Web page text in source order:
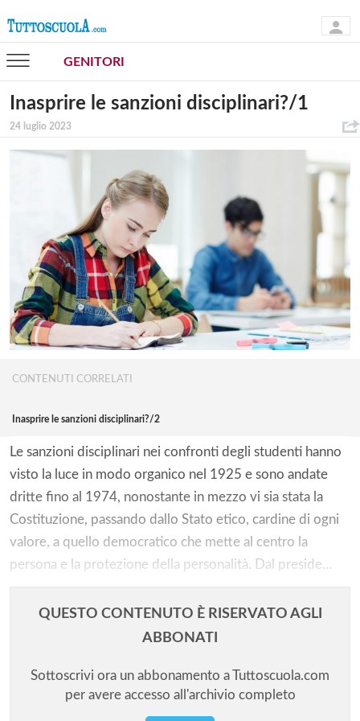
GENITORI
Inasprire le sanzioni disciplinari?/1
24 luglio 2023
CONTENUTI CORRELATI
Inasprire le sanzioni disciplinari?/2
Le sanzioni disciplinari nei confronti degli studenti hanno
visto la luce in modo organico nel 1925 e sono andate
dritte fino al 1974, nonostante in mezzo vi sia stata la
Costituzione, passando dallo Stato etico, cardine di ogni
valore, a quello democratico che mette al centro la
persona e la protezione della personalità. Dal preside...
QUESTO CONTENUTO È RISERVATO AGLI
ABBONATI
Sottoscrivi ora un abbonamento a Tuttoscuola.com
per avere accesso all'archivio completo